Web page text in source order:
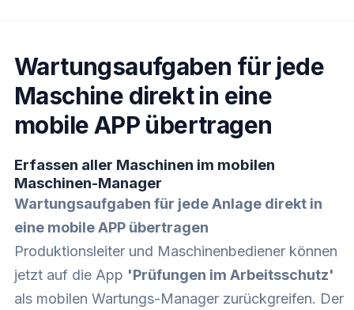
Wartungsaufgaben für jede
Maschine direkt in eine
mobile APP übertragen
Erfassen aller Maschinen im mobilen
Maschinen-Manager
Wartungsaufgaben für jede Anlage direkt in
eine mobile APP übertragen
Produktionsleiter und Maschinenbediener können
jetzt auf die App 'Prüfungen im Arbeitsschutz'
als mobilen Wartungs-Manager zurückgreifen. Der